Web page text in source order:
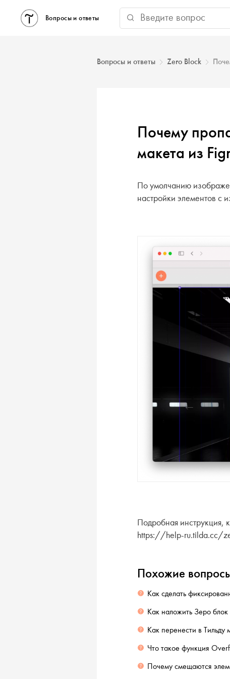
Вопросы и ответы
Вопросы и ответы Zero Block
Почему
макета из
По умолчанию
настройки элементов с
Подробная инструкция,
https://help-ru.tilda.cc/
Похожие
Как сделать
Как наложить Зеро
Как перенести в Тильду
Что такое функция
Почему смещаются